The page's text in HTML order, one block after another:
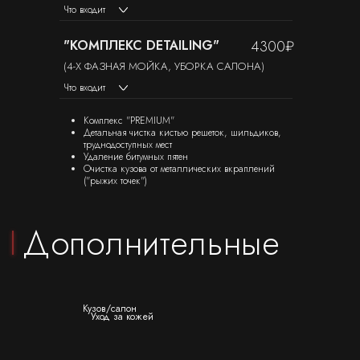
Что входит
"КОМПЛЕКС DETAILING"
(4-Х ФАЗНАЯ МОЙКА, УБОРКА САЛОНА)
4300₽
Что входит
Комплекс "PREMIUM"
Детальная чистка кистью решеток, шильдиков,
труднодоступных мест
Удаление битумных пятен
Очистка кузова от металлических вкраплений
("рыжих точек")
Кузов/салон
Уход за кожей
Шумоизоляция
Антигравийная пленка